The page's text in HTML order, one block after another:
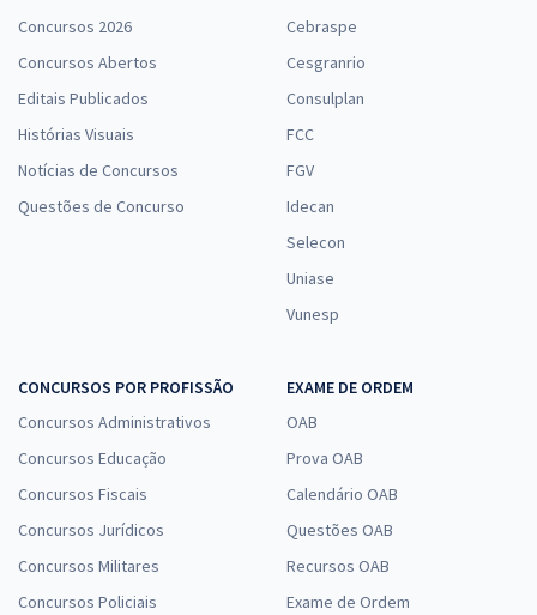
Concursos 2026
Concursos Abertos
Editais Publicados
Histórias Visuais
Notícias de Concursos
Questões de Concurso
Cebraspe
Cesgranrio
Consulplan
FCC
FGV
Idecan
Selecon
Uniase
Vunesp
CONCURSOS POR PROFISSÃO
Concursos Administrativos
Concursos Educação
Concursos Fiscais
Concursos Jurídicos
Concursos Militares
Concursos Policiais
EXAME DE ORDEM
OAB
Prova OAB
Calendário OAB
Questões OAB
Recursos OAB
Exame de Ordem